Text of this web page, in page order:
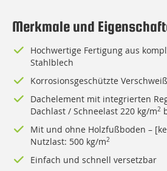
Merkmale und
Hochwertige Fertigung aus komplett verzinktem
Stahlblech
Korrosionsgeschützte
Dachelement mit integrierten Regenrinnen: max.
Dachlast / Schneelast 220 kg/m2
Mit und ohne Holzfußboden – [kein OSB-Platte]
Nutzlast: 500 kg/m2
Einfach und schnell versetzbar